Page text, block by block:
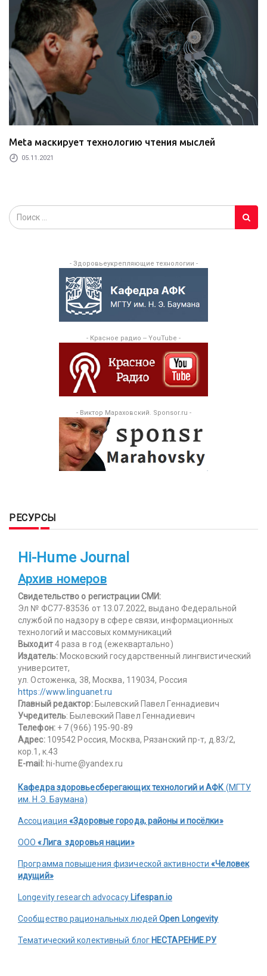
Meta маскирует технологию чтения мыслей
05.11.2021
- Здоровьеукрепляющие технологии -
- Красное радио -- YouTube -
- Виктор Мараховский. Sponsor.ru -
РЕСУРСЫ
Hi-Hume Journal
Архив номеров
Свидетельство о регистрации СМИ:
Эл № ФС77-83536 от 13.07.2022, выдано Федеральной
службой по надзору в сфере связи, информационных
технологий и массовых коммуникаций
Выходит4 раза в год (ежеквартально)
Издатель:Московский государственный лингвистический
университет,
ул. Остоженка, 38, Москва, 119034, Россия
https://www.linguanet.ru
Главный редактор: Былевский Павел Геннадиевич
Учредитель: Былевский Павел Геннадиевич
Телефон: + 7 (966) 195-90-89
Адрес: 109542 Россия, Москва, Рязанский пр-т, д.83/2,
кор.1, к.43
E-mail: hi-hume@yandex.ru
Кафедра здоровьесберегающих технологий и АФК (МГТУ
им. Н.Э. Баумана)
Ассоциация«Здоровые города, районы и посёлки»
ООО«Лига здоровья нации»
Программа повышения физической активности«Человек
идущий»
Longevity research advocacy Lifespan.io
Сообщество рациональных людей Open Longevity
Тематический колективный блог НЕСТАРЕНИЕ.РУ